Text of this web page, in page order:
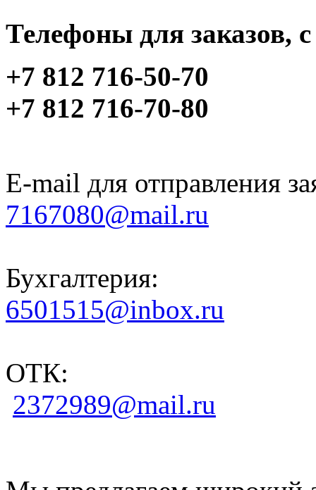
Телефоны для заказов,
+7 812 716-50-70
+7 812 716-70-80
E-mail для отправления
7167080@mail.ru
Бухгалтерия:
6501515@inbox.ru
ОТК:
2372989@mail.ru